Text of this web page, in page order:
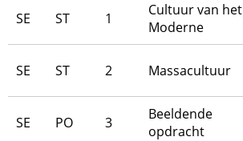
SE ST 1
Cultuur van het
Moderne
SE ST 2 Massacultuur
SE PO 3
Beeldende
opdracht